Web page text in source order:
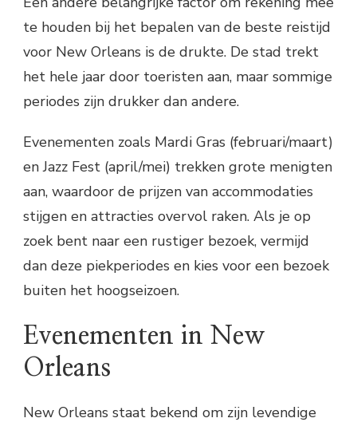
te houden bij het bepalen van de beste reistijd
voor New Orleans is de drukte. De stad trekt
het hele jaar door toeristen aan, maar sommige
periodes zijn drukker dan andere.
Evenementen zoals Mardi Gras (februari/maart)
en Jazz Fest (april/mei) trekken grote menigten
aan, waardoor de prijzen van accommodaties
stijgen en attracties overvol raken. Als je op
zoek bent naar een rustiger bezoek, vermijd
dan deze piekperiodes en kies voor een bezoek
buiten het hoogseizoen.
Evenementen in New
Orleans
New Orleans staat bekend om zijn levendige